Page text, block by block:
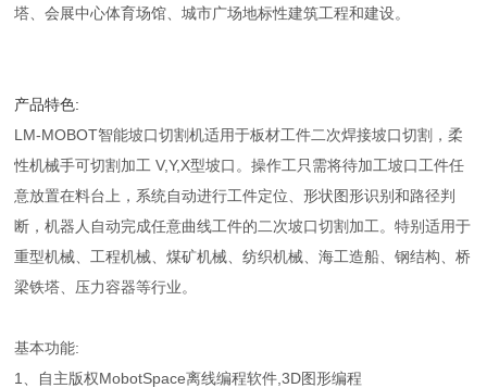
塔、会展中心体育场馆、城市广场地标性建筑工程和建设。
产品特色:
LM-MOBOT智能坡口切割机适用于板材工件二次焊接坡口切割，柔
性机械手可切割加工 V,Y,X型坡口。操作工只需将待加工坡口工件任
意放置在料台上，系统自动进行工件定位、形状图形识别和路径判
断，机器人自动完成任意曲线工件的二次坡口切割加工。特别适用于
重型机械、工程机械、煤矿机械、纺织机械、海工造船、钢结构、桥
梁铁塔、压力容器等行业。
基本功能:
1、自主版权MobotSpace离线编程软件,3D图形编程